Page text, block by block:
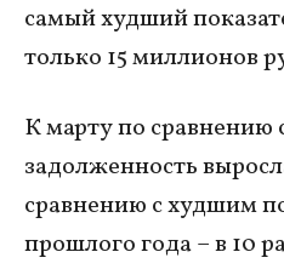
самый худший
только 15 миллионов
К марту по сравнению
задолженность
сравнению с худшим
прошлого года – в 10